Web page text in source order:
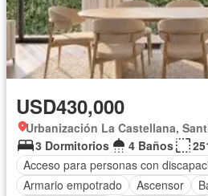
USD430,000
Urbanización La Castellana,
3 Dormitorios
4 Baños
Acceso para personas con
Armario empotrado
Ascensor